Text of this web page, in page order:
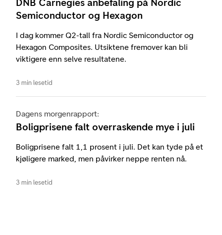
DNB Carnegies anbefaling på Nordic
Semiconductor og Hexagon
I dag kommer Q2-tall fra Nordic Semiconductor og
Hexagon Composites. Utsiktene fremover kan bli
viktigere enn selve resultatene.
3 min lesetid
Dagens morgenrapport:
Boligprisene falt overraskende mye i juli
Boligprisene falt 1,1 prosent i juli. Det kan tyde på et
kjøligere marked, men påvirker neppe renten nå.
3 min lesetid